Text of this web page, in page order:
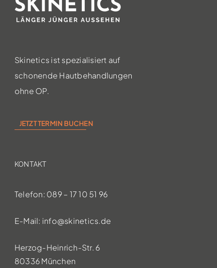
Skinetics ist spezialisiert auf
schonende Hautbehandlungen
ohne OP.
KONTAKT
Telefon: 089 – 17 10 51 96
E-Mail: info@skinetics.de
Herzog-Heinrich-Str. 6
80336 München
JETZT TERMIN BUCHEN